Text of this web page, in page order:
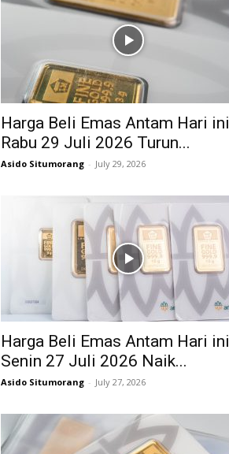
Harga Beli Emas Antam Hari ini
Rabu 29 Juli 2026 Turun...
Asido Situmorang - July 29, 2026
Harga Beli Emas Antam Hari ini
Senin 27 Juli 2026 Naik...
Asido Situmorang - July 27, 2026